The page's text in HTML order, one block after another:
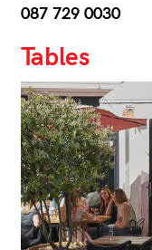
087 729 0030
Tables